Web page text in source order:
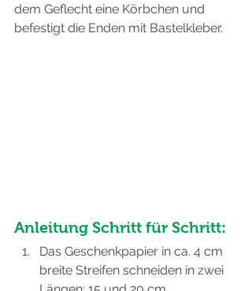
dem Geflecht eine Körbchen und
befestigt die Enden mit Bastelkleber.
Anleitung Schritt für Schritt:
Das Geschenkpapier in ca. 4 cm
breite Streifen schneiden in zwei